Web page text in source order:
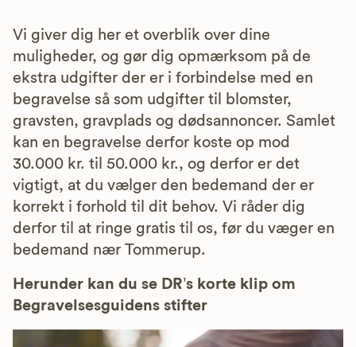
Vi giver dig her et overblik over dine
muligheder, og gør dig opmærksom på de
ekstra udgifter der er i forbindelse med en
begravelse så som udgifter til blomster,
gravsten, gravplads og dødsannoncer. Samlet
kan en begravelse derfor koste op mod
30.000 kr. til 50.000 kr., og derfor er det
vigtigt, at du vælger den bedemand der er
korrekt i forhold til dit behov. Vi råder dig
derfor til at ringe gratis til os, før du væger en
bedemand nær Tommerup.
Herunder kan du se DR’s korte klip om
Begravelsesguidens stifter